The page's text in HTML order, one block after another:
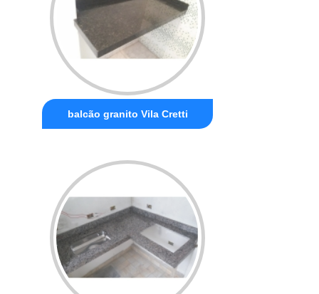
balcão granito Vila Cretti